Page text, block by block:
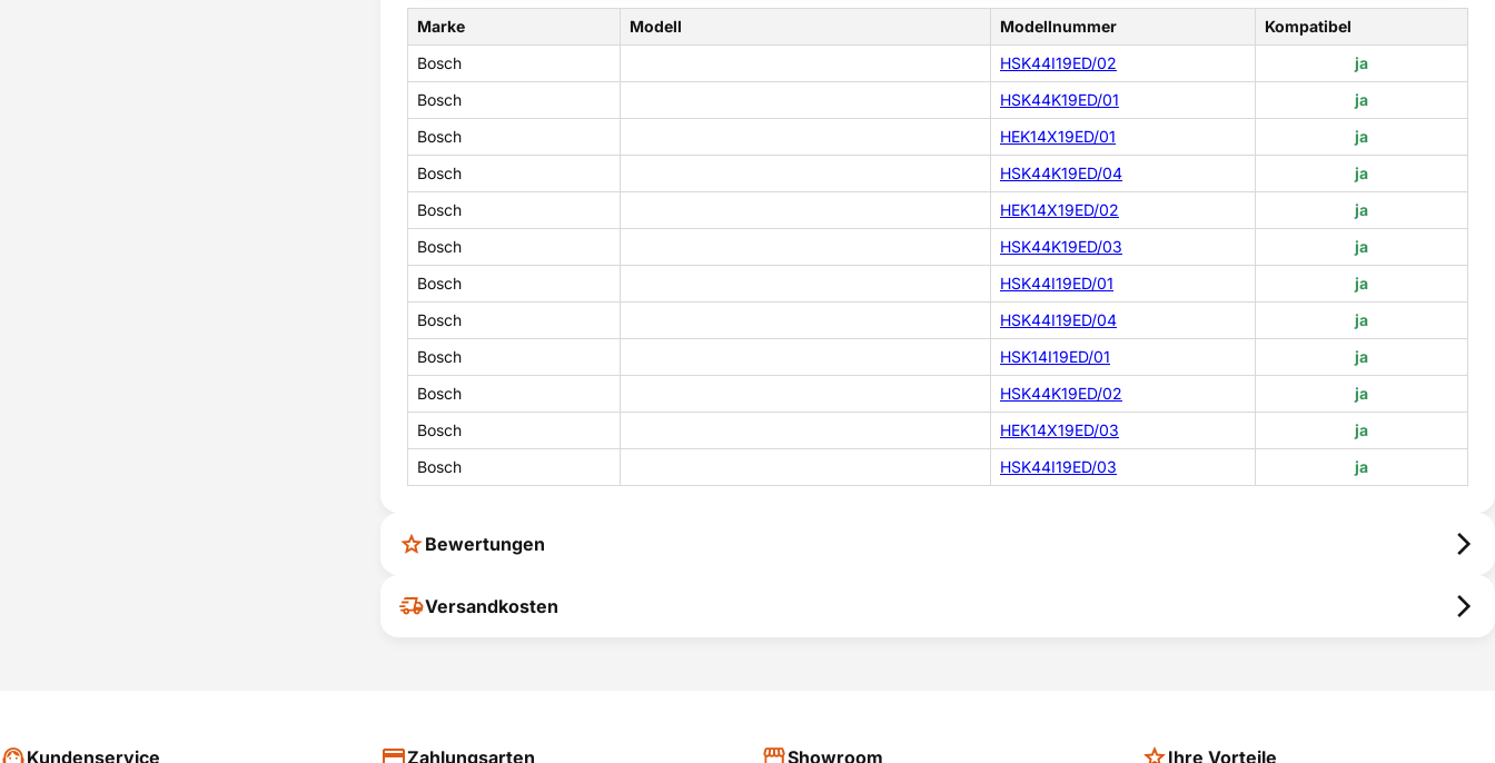
Marke Modell Modellnummer
Kompatibel
Bosch
HSK44I19ED/02
ja
Bosch
HSK44K19ED/01
ja
Bosch
HEK14X19ED/01
ja
Bosch
HSK44K19ED/04
ja
Bosch
HEK14X19ED/02
ja
Bosch
HSK44K19ED/03
ja
Bosch
HSK44I19ED/01
ja
Bosch
HSK44I19ED/04
ja
Bosch
HSK14I19ED/01
ja
Bosch
HSK44K19ED/02
ja
Bosch
HEK14X19ED/03
ja
Bosch
HSK44I19ED/03 ja
Bewertungen
Ihr Feedback hilft uns, uns ständig zu
Versandkosten
Kundenservice Zahlungsarten Showroom Ihre Vorteile